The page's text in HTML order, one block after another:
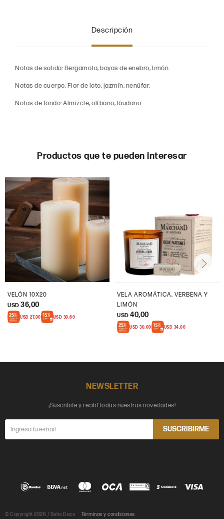
Descripción
Notas de salida: Bergamota, bayas de enebro, limón.
Notas de cuerpo: Flor de loto, jazmín, nenúfar.
Notas de fondo: Almizcle, olíbano, láudano.
Productos que te pueden interesar
VELÓN 10X20
USD 36,00
USD 27,00 USD 30,60
VELA AROMÁTICA, VERBENA Y
LIMÓN
USD 40,00
USD 30,00 USD 34,00
NEWSLETTER
¡Suscribite y recibí todas nuestras novedades!
SUSCRIBIRME
© Copyright 2026 / Soho Deco Términos y condiciones